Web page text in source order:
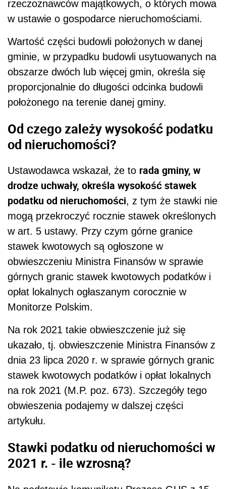
rzeczoznawców majątkowych, o których mowa
w ustawie o gospodarce nieruchomościami.
Wartość części budowli położonych w danej
gminie, w przypadku budowli usytuowanych na
obszarze dwóch lub więcej gmin, określa się
proporcjonalnie do długości odcinka budowli
położonego na terenie danej gminy.
Od czego zależy wysokość podatku
od nieruchomości?
Ustawodawca wskazał, że to rada gminy, w
drodze uchwały, określa wysokość stawek
podatku od nieruchomości, z tym że stawki nie
mogą przekroczyć rocznie stawek określonych
w art. 5 ustawy. Przy czym górne granice
stawek kwotowych są ogłoszone w
obwieszczeniu Ministra Finansów w sprawie
górnych granic stawek kwotowych podatków i
opłat lokalnych ogłaszanym corocznie w
Monitorze Polskim.
Na rok 2021 takie obwieszczenie już się
ukazało, tj. obwieszczenie Ministra Finansów z
dnia 23 lipca 2020 r. w sprawie górnych granic
stawek kwotowych podatków i opłat lokalnych
na rok 2021 (M.P. poz. 673). Szczegóły tego
obwieszenia podajemy w dalszej części
artykułu.
Stawki podatku od nieruchomości w
2021 r. - ile wzrosną?